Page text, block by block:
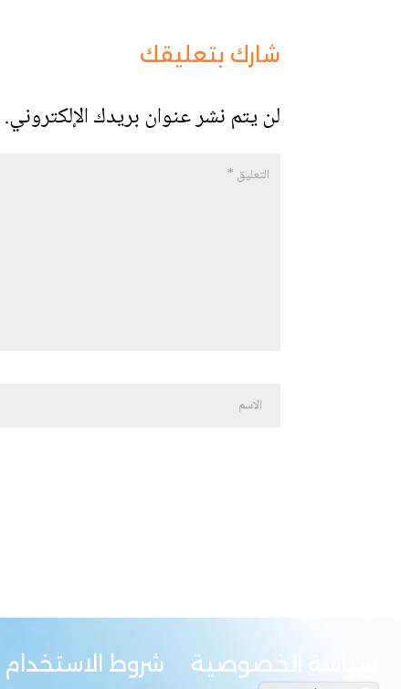
شارك بتعليقك
لن يتم نشر عنوان بريدك الإلكتروني.
سياسة الخصوصية شروط الاستخدام